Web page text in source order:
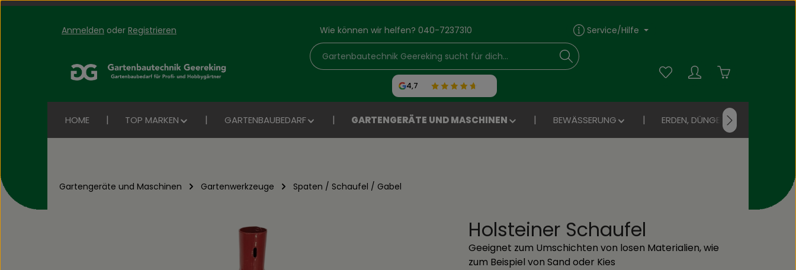
Zum Hauptinhalt springen
Zur Suche springen
Zur Hauptnavigation springen
Anmelden oder Registrieren Wie können wir helfen? 040-7237310 Service/Hilfe
4,7
Du hast 0 Produkte auf dem
HOME TOP MARKEN GARTENBAUBEDARF GARTENGERÄTE UND MASCHINEN BEWÄSSERUNG ERDEN, DÜNGER, SAAT
Gartengeräte und Maschinen Gartenwerkzeuge Spaten / Schaufel / Gabel
Holsteiner Schaufel
Geeignet zum Umschichten von losen Materialien, wie
zum Beispiel von Sand oder Kies